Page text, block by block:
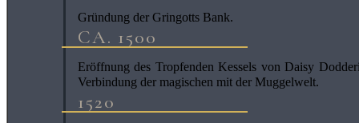
Gründung der Gringotts Bank.
CA. 1500
Eröffnung des Tropfenden Kessels von Daisy
Verbindung der magischen mit der Muggelwelt.
1520